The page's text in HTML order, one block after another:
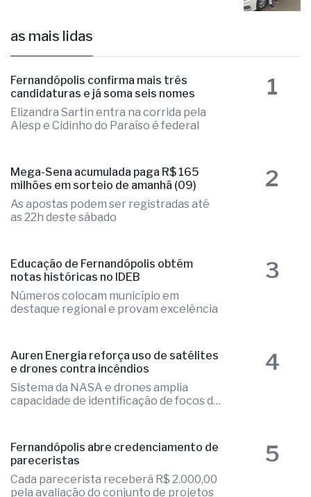
as mais lidas
Fernandópolis confirma mais três
candidaturas e já soma seis nomes
Elizandra Sartin entra na corrida pela
Alesp e Cidinho do Paraíso é federal
1
Mega-Sena acumulada paga R$ 165
milhões em sorteio de amanhã (09)
As apostas podem ser registradas até
as 22h deste sábado
2
Educação de Fernandópolis obtém
notas históricas no IDEB
Números colocam município em
destaque regional e provam excelência
3
Auren Energia reforça uso de satélites
e drones contra incêndios
Sistema da NASA e drones amplia
capacidade de identificação de focos de
4
Fernandópolis abre credenciamento de
pareceristas
Cada parecerista receberá R$ 2.000,00
pela avaliação do conjunto de projetos
5